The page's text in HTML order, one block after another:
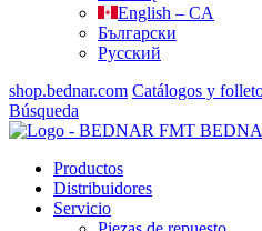
English – CA
Български
Русский
shop.bednar.com Catálogos y
Búsqueda
Productos
Distribuidores
Servicio